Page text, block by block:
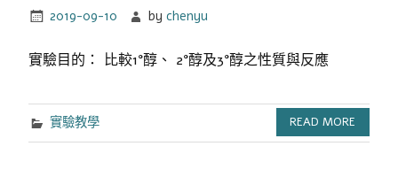
2019-09-10 bychenyu
實驗目的： 比較1°醇、 2°醇及3°醇之性質與反應
實驗教學 READ MORE